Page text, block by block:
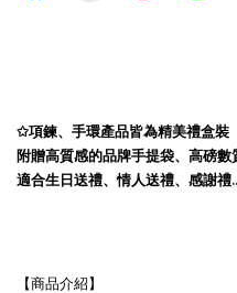
✩項鍊、手環產品皆為精美禮盒裝
附贈高質感的品牌手提袋、高磅數
適合生日送禮、情人送禮、感謝禮
【商品介紹】